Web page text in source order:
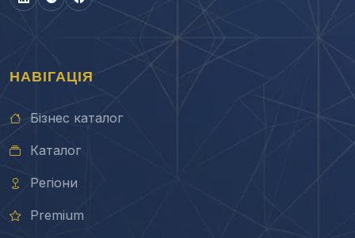
НАВІГАЦІЯ
Бізнес каталог
Каталог
Регіони
Premium